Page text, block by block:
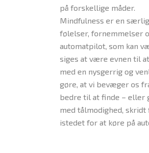
på forskellige måder.
Mindfulness er en
følelser, fornemmelser
automatpilot, som kan
siges at være evnen til
med en nysgerrig og
gøre, at vi bevæger os
bedre til at finde – eller
med tålmodighed,
istedet for at køre på